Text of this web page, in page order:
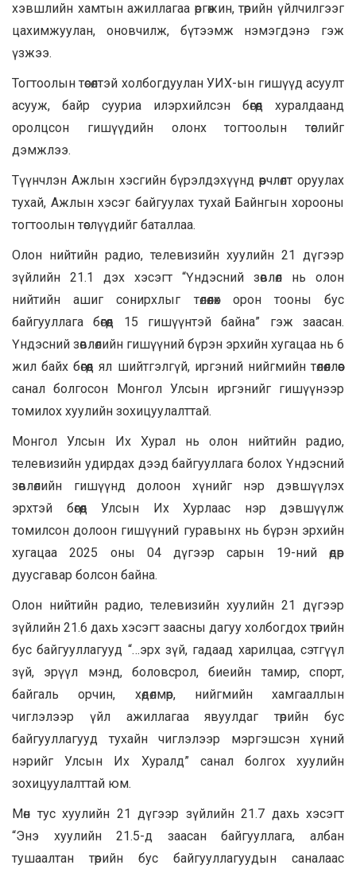
хэвшлийн хамтын ажиллагаа өргөжин, төрийн үйлчилгээг
цахимжуулан, оновчилж, бүтээмж нэмэгдэнэ гэж
үзжээ.
Тогтоолын төсөлтэй холбогдуулан УИХ-ын гишүүд асуулт
асууж, байр сууриа илэрхийлсэн бөгөөд хуралдаанд
оролцсон гишүүдийн олонх тогтоолын төслийг
дэмжлээ.
Түүнчлэн Ажлын хэсгийн бүрэлдэхүүнд өөрчлөлт оруулах
тухай, Ажлын хэсэг байгуулах тухай Байнгын хорооны
тогтоолын төслүүдийг баталлаа.
Олон нийтийн радио, телевизийн хуулийн 21 дүгээр
зүйлийн 21.1 дэх хэсэгт “Үндэсний зөвлөл нь олон
нийтийн ашиг сонирхлыг төлөөлөх орон тооны бус
байгууллага бөгөөд 15 гишүүнтэй байна” гэж заасан.
Үндэсний зөвлөлийн гишүүний бүрэн эрхийн хугацаа нь 6
жил байх бөгөөд ял шийтгэлгүй, иргэний нийгмийн төлөөллөөс
санал болгосон Монгол Улсын иргэнийг гишүүнээр
томилох хуулийн зохицуулалттай.
Монгол Улсын Их Хурал нь олон нийтийн радио,
телевизийн удирдах дээд байгууллага болох Үндэсний
зөвлөлийн гишүүнд долоон хүнийг нэр дэвшүүлэх
эрхтэй бөгөөд Улсын Их Хурлаас нэр дэвшүүлж
томилсон долоон гишүүний гуравынх нь бүрэн эрхийн
хугацаа 2025 оны 04 дүгээр сарын 19-ний өдөр
дуусгавар болсон байна.
Олон нийтийн радио, телевизийн хуулийн 21 дүгээр
зүйлийн 21.6 дахь хэсэгт заасны дагуу холбогдох төрийн
бус байгууллагууд “…эрх зүй, гадаад харилцаа, сэтгүүл
зүй, эрүүл мэнд, боловсрол, биеийн тамир, спорт,
байгаль орчин, хөдөлмөр, нийгмийн хамгааллын
чиглэлээр үйл ажиллагаа явуулдаг төрийн бус
байгууллагууд тухайн чиглэлээр мэргэшсэн хүний
нэрийг Улсын Их Хуралд” санал болгох хуулийн
зохицуулалттай юм.
Мөн тус хуулийн 21 дүгээр зүйлийн 21.7 дахь хэсэгт
“Энэ хуулийн 21.5-д заасан байгууллага, албан
тушаалтан төрийн бус байгууллагуудын саналаас